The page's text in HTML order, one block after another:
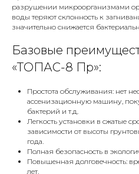
разрушении микроорганизмами
воды теряют склонность к
значительно снижается
Базовые
«ТОПАС-8 Пр»:
Простота обслуживания: нет
ассенизационную машину,
бактерий и т.д.
Легкость установки в сжатые
зависимости от высоты
года.
Полная безопасность в
Повышенная долговечность:
лет.
С 2014 года устанавливаем
частного и промышленного
«АКВАТЕХ» — профессиональная
специализирующая на продаже,
обслуживании и ремонте систем
очистных сооружений «ТОПОЛЬ», «
ТОПАС», «ТОПАЭРО»,